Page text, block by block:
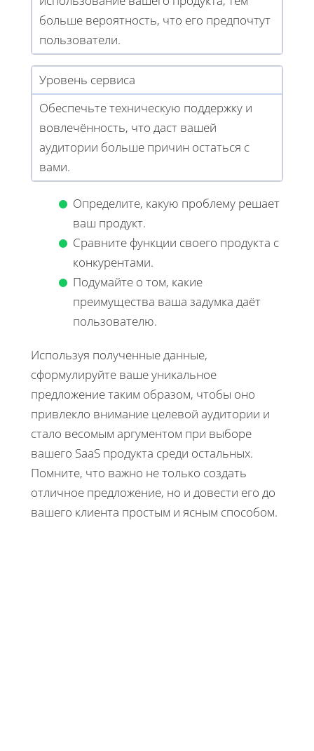
больше вероятность, что его предпочтут
пользователи.
Уровень сервиса
Обеспечьте техническую поддержку и
вовлечённость, что даст вашей
аудитории больше причин остаться с
вами.
Определите, какую проблему решает
ваш продукт.
Сравните функции своего продукта с
конкурентами.
Подумайте о том, какие
преимущества ваша задумка даёт
пользователю.
Используя полученные данные,
сформулируйте ваше уникальное
предложение таким образом, чтобы оно
привлекло внимание целевой аудитории и
стало весомым аргументом при выборе
вашего SaaS продукта среди остальных.
Помните, что важно не только создать
отличное предложение, но и довести его до
вашего клиента простым и ясным способом.